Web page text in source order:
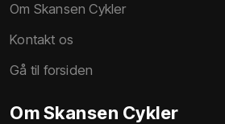
Om Skansen Cykler
Kontakt os
Gå til forsiden
Om Skansen Cykler